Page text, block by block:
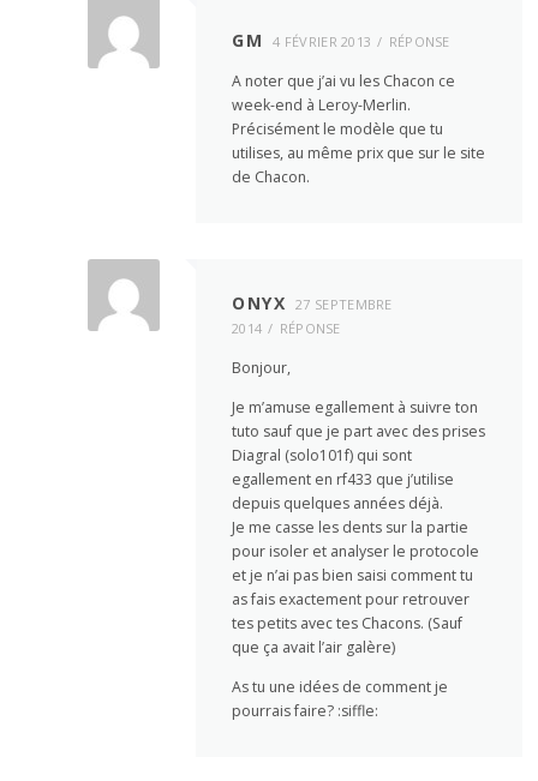
GM 4 FÉVRIER 2013 RÉPONSE
A noter que j’ai vu les Chacon ce
week-end à Leroy-Merlin.
Précisément le modèle que tu
utilises, au même prix que sur le site
de Chacon.
ONYX
27 SEPTEMBRE
2014
RÉPONSE
Bonjour,
Je m’amuse egallement à suivre ton
tuto sauf que je part avec des prises
Diagral (solo101f) qui sont
egallement en rf433 que j’utilise
depuis quelques années déjà.
Je me casse les dents sur la partie
pour isoler et analyser le protocole
et je n’ai pas bien saisi comment tu
as fais exactement pour retrouver
tes petits avec tes Chacons. (Sauf
que ça avait l’air galère)
As tu une idées de comment je
pourrais faire? :siffle: